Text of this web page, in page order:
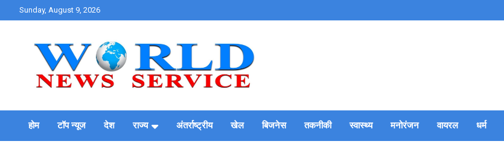
to
Sunday, August 9, 2026
World News Service
होम टॉप न्यूज देश राज्य अंतर्राष्ट्रीय खेल बिजनेस तकनीकी स्वास्थ्य मनोरंजन वायरल धर्म